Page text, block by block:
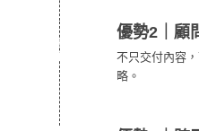
優勢2｜顧
不只交付內容
略。